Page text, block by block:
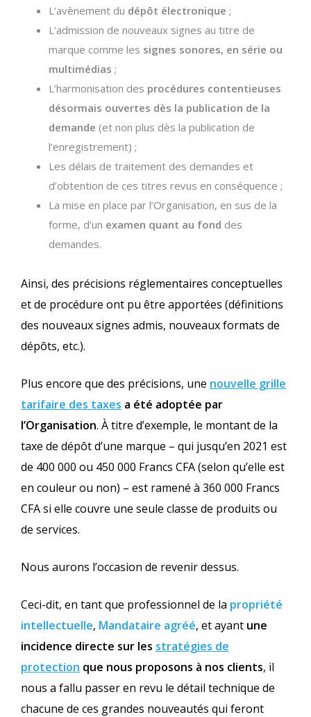
L’avènement du dépôt électronique ;
L’admission de nouveaux signes au titre de
marque comme les signes sonores, en série ou
multimédias ;
L’harmonisation des procédures contentieuses
désormais ouvertes dès la publication de la
demande (et non plus dès la publication de
l’enregistrement) ;
Les délais de traitement des demandes et
d’obtention de ces titres revus en conséquence ;
La mise en place par l’Organisation, en sus de la
forme, d’un examen quant au fond des
demandes.
Ainsi, des précisions réglementaires conceptuelles
et de procédure ont pu être apportées (définitions
des nouveaux signes admis, nouveaux formats de
dépôts, etc.).
Plus encore que des précisions, une nouvelle grille
tarifaire des taxes a été adoptée par
l’Organisation. À titre d’exemple, le montant de la
taxe de dépôt d’une marque – qui jusqu’en 2021 est
de 400 000 ou 450 000 Francs CFA (selon qu’elle est
en couleur ou non) – est ramené à 360 000 Francs
CFA si elle couvre une seule classe de produits ou
de services.
Nous aurons l’occasion de revenir dessus.
Ceci-dit, en tant que professionnel de la propriété
intellectuelle, Mandataire agréé, et ayant une
incidence directe sur les stratégies de
protection que nous proposons à nos clients, il
nous a fallu passer en revu le détail technique de
chacune de ces grandes nouveautés qui feront